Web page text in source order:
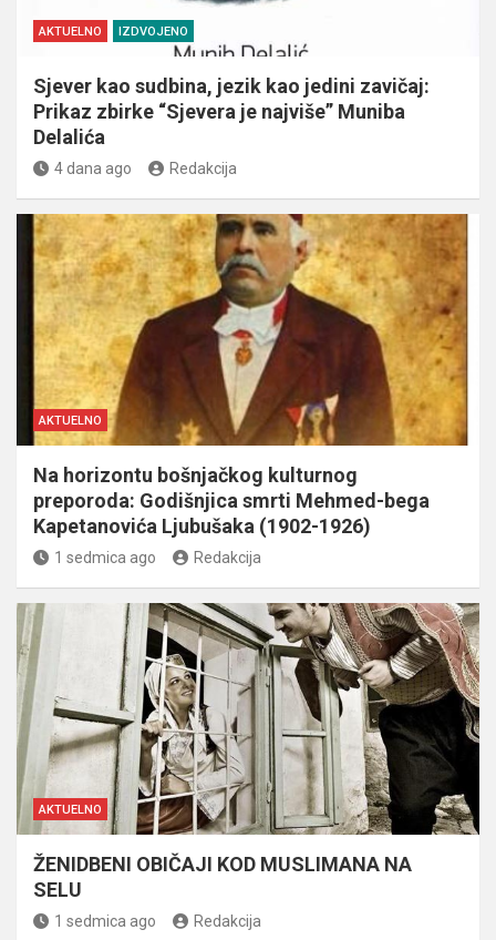
AKTUELNO IZDVOJENO
Sjever kao sudbina, jezik kao jedini zavičaj:
Prikaz zbirke “Sjevera je najviše” Muniba
Delalića
4 dana ago Redakcija
AKTUELNO
Na horizontu bošnjačkog kulturnog
preporoda: Godišnjica smrti Mehmed-bega
Kapetanovića Ljubušaka (1902-1926)
1 sedmica ago Redakcija
AKTUELNO
ŽENIDBENI OBIČAJI KOD MUSLIMANA NA
SELU
1 sedmica ago Redakcija